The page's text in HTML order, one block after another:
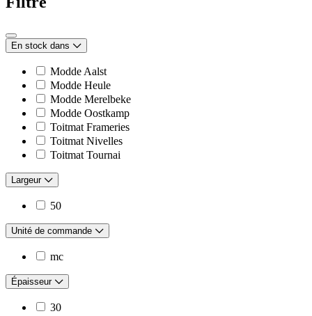
En stock dans
Modde Aalst
Modde Heule
Modde Merelbeke
Modde Oostkamp
Toitmat Frameries
Toitmat Nivelles
Toitmat Tournai
Largeur
50
Unité de commande
mc
Épaisseur
30